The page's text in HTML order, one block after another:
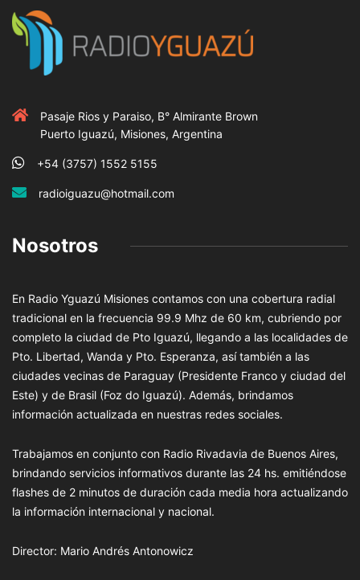
Pasaje Rios y Paraiso, B° Almirante Brown
Puerto Iguazú, Misiones, Argentina
+54 (3757) 1552 5155
radioiguazu@hotmail.com
Nosotros
En Radio Yguazú Misiones contamos con una cobertura radial
tradicional en la frecuencia 99.9 Mhz de 60 km, cubriendo por
completo la ciudad de Pto Iguazú, llegando a las localidades de
Pto. Libertad, Wanda y Pto. Esperanza, así también a las
ciudades vecinas de Paraguay (Presidente Franco y ciudad del
Este) y de Brasil (Foz do Iguazú). Además, brindamos
información actualizada en nuestras redes sociales.
Trabajamos en conjunto con Radio Rivadavia de Buenos Aires,
brindando servicios informativos durante las 24 hs. emitiéndose
flashes de 2 minutos de duración cada media hora actualizando
la información internacional y nacional.
Director: Mario Andrés Antonowicz